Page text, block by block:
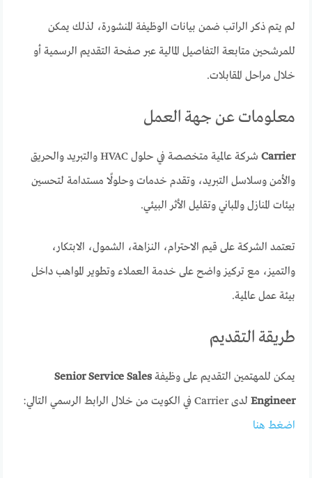
لم يتم ذكر الراتب ضمن بيانات الوظيفة المنشورة، لذلك يمكن
للمرشحين متابعة التفاصيل المالية عبر صفحة التقديم الرسمية أو
خلال مراحل المقابلات.
معلومات عن جهة العمل
Carrier
شركة عالمية متخصصة في حلول HVAC والتبريد والحريق
والأمن وسلاسل التبريد، وتقدم خدمات وحلولًا مستدامة لتحسين
بيئات المنازل والمباني وتقليل الأثر البيئي.
تعتمد الشركة على قيم الاحترام، النزاهة، الشمول، الابتكار،
والتميز، مع تركيز واضح على خدمة العملاء وتطوير المواهب داخل
بيئة عمل عالمية.
طريقة التقديم
يمكن للمهتمين التقديم على وظيفةSenior Service Sales
Engineer لدى Carrier في الكويت من خلال الرابط الرسمي التالي:
اضغط هنا